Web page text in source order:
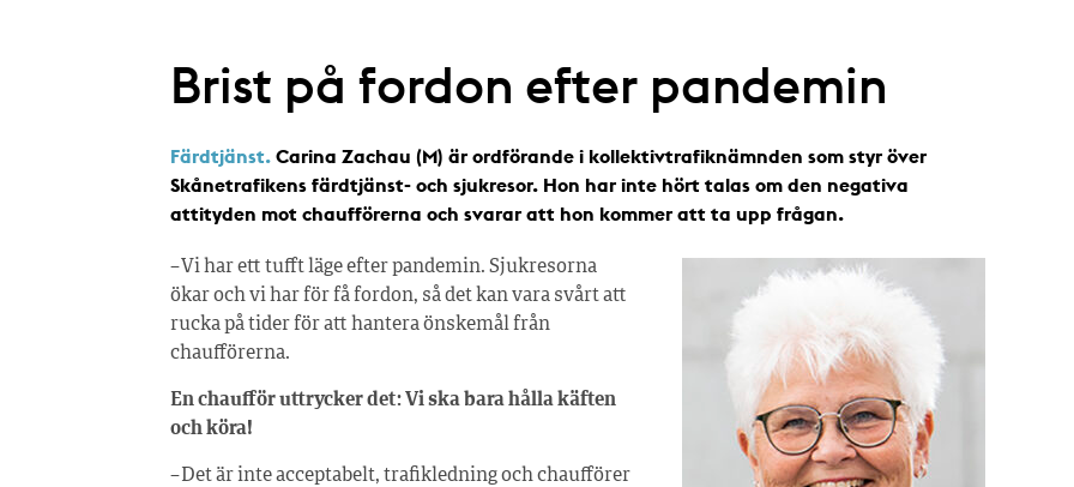
Brist på fordon efter pandemin
Färdtjänst. Carina Zachau (M) är ordförande i kollektivtrafiknämnden som styr över
Skånetrafikens färdtjänst- och sjukresor. Hon har inte hört talas om den negativa
attityden mot chaufförerna och svarar att hon kommer att ta upp frågan.
– Vi har ett tufft läge efter pandemin. Sjukresorna
ökar och vi har för få fordon, så det kan vara svårt att
rucka på tider för att hantera önskemål från
chaufförerna.
En chaufför uttrycker det: Vi ska bara hålla käften
och köra!
– Det är inte acceptabelt, trafikledning och chaufförer